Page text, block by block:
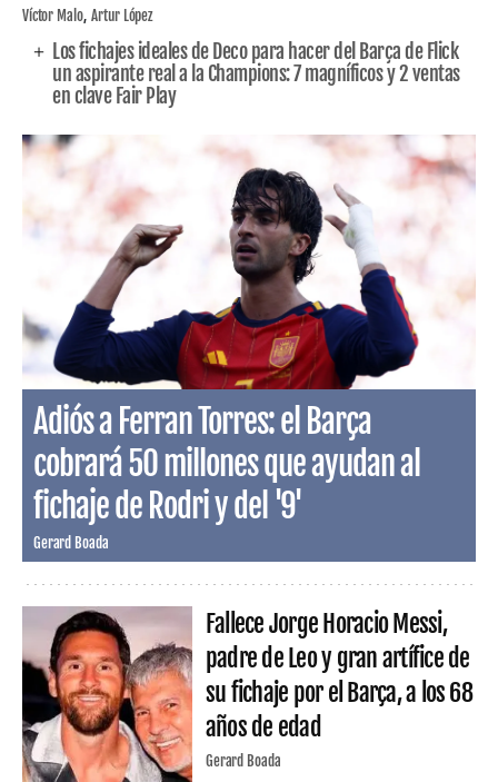
Víctor Malo Artur López
Los fichajes ideales de Deco para hacer del Barça de Flick
un aspirante real a la Champions: 7 magníficos y 2 ventas
en clave Fair Play
Adiós a Ferran Torres: el Barça
cobrará 50 millones que ayudan al
fichaje de Rodri y del '9'
Gerard Boada
Fallece Jorge Horacio Messi,
padre de Leo y gran artífice de
su fichaje por el Barça, a los 68
años de edad
Gerard Boada